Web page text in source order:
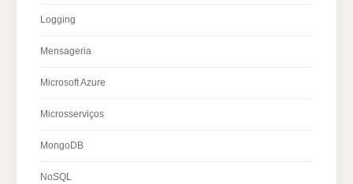
Logging
Mensageria
Microsoft Azure
Microsserviços
MongoDB
NoSQL